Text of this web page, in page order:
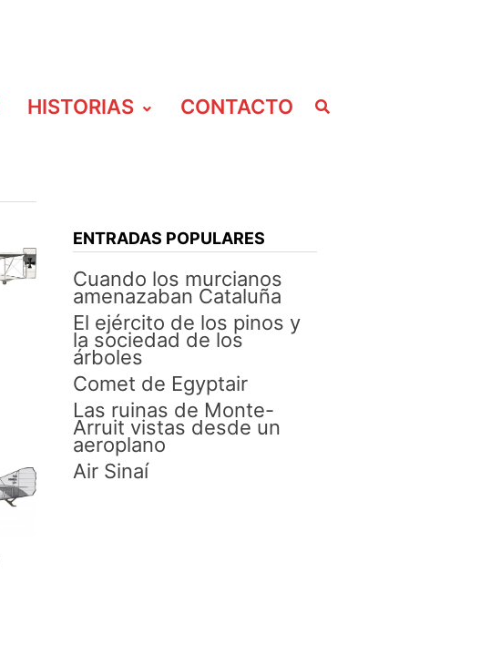
HISTORIAS CONTACTO
ENTRADAS POPULARES
Cuando los murcianos
amenazaban Cataluña
El ejército de los pinos y
la sociedad de los
árboles
Comet de Egyptair
Las ruinas de Monte-
Arruit vistas desde un
aeroplano
Air Sinaí